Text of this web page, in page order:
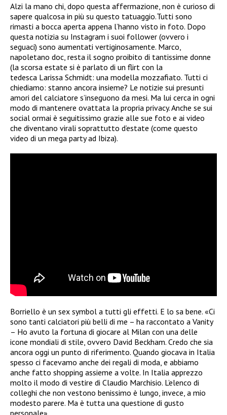
Alzi la mano chi, dopo questa affermazione, non è curioso di
sapere qualcosa in più su questo tatuaggio.Tutti sono
rimasti a bocca aperta appena l’hanno visto in foto. Dopo
questa notizia su Instagram i suoi follower (ovvero i
seguaci) sono aumentati vertiginosamente. Marco,
napoletano doc, resta il sogno proibito di tantissime donne
(la scorsa estate si è parlato di un flirt con la
tedesca Larissa Schmidt: una modella mozzafiato. Tutti ci
chiediamo: stanno ancora insieme? Le notizie sui presunti
amori del calciatore s’inseguono da mesi. Ma lui cerca in ogni
modo di mantenere ovattata la propria privacy. Anche se sui
social ormai è seguitissimo grazie alle sue foto e ai video
che diventano virali soprattutto d’estate (come questo
video di un mega party ad Ibiza).
Borriello è un sex symbol a tutti gli effetti. E lo sa bene. «Ci
sono tanti calciatori più belli di me – ha raccontato a Vanity
– Ho avuto la fortuna di giocare al Milan con una delle
icone mondiali di stile, ovvero David Beckham. Credo che sia
ancora oggi un punto di riferimento. Quando giocava in Italia
spesso ci facevamo anche dei regali di moda, e abbiamo
anche fatto shopping assieme a volte. In Italia apprezzo
molto il modo di vestire di Claudio Marchisio. L’elenco di
colleghi che non vestono benissimo è lungo, invece, a mio
modesto parere. Ma è tutta una questione di gusto
personale».